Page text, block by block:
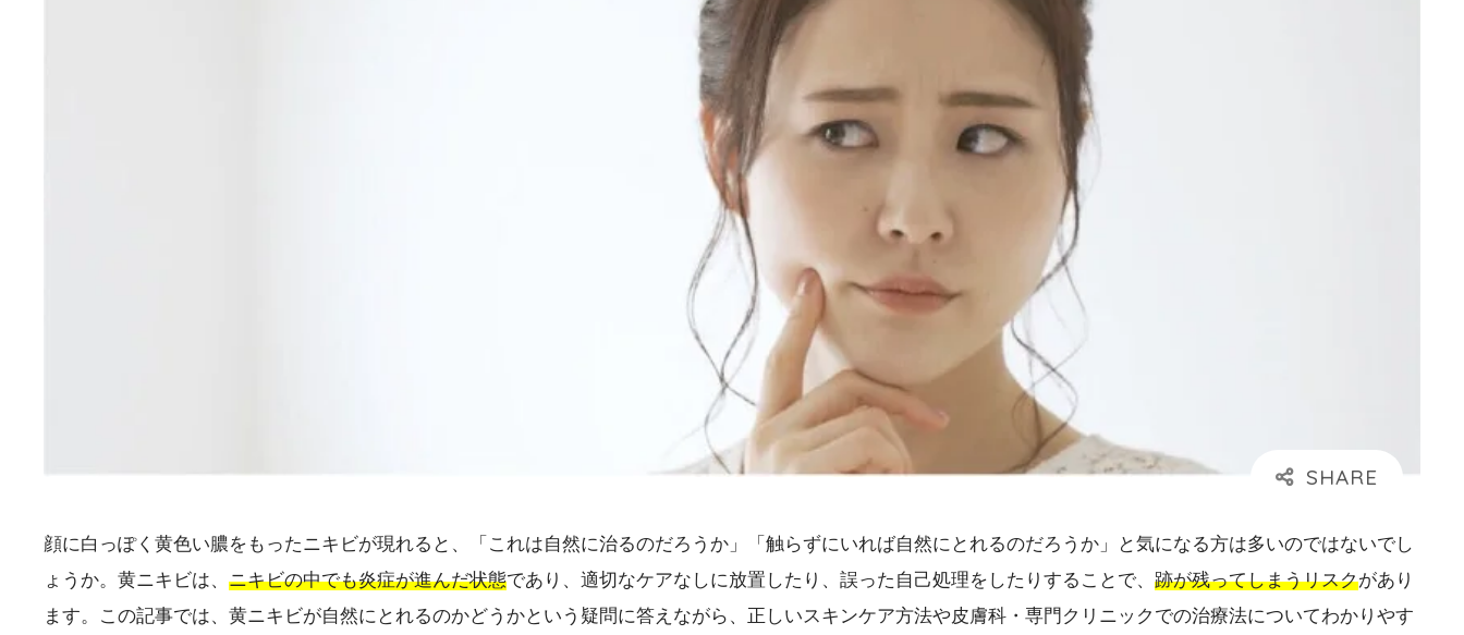
顔に白っぽく黄色い膿をもったニキビが現れると、「これは自然に治るのだろうか」「触らずにいれば自然にとれるのだろうか」と気になる方は多いのではないでし
ょうか。黄ニキビは、 ニキビの中でも炎症が進んだ状態であり、適切なケアなしに放置したり、誤った自己処理をしたりすることで、 跡が残ってしまうリスクがあり
ます。この記事では、黄ニキビが自然にとれるのかどうかという疑問に答えながら、正しいスキンケア方法や皮膚科・専門クリニックでの治療法についてわかりやす